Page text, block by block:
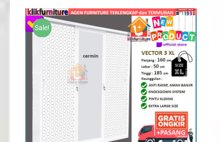
Rp3,500,000. Rp2,290,000.
Sale!